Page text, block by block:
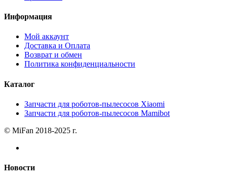
Информация
Мой аккаунт
Доставка и Оплата
Возврат и обмен
Политика конфиденциальности
Каталог
Запчасти для роботов-пылесосов Xiaomi
Запчасти для роботов-пылесосов Mamibot
© MiFan 2018-2025 г.
Новости